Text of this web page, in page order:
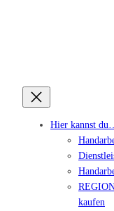
Hier kannst du…
kaufen